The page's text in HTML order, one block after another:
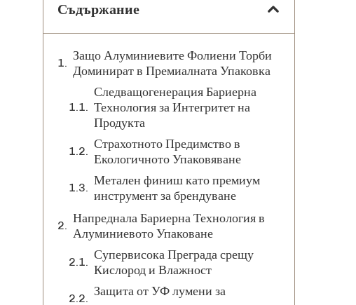
Съдържание
Защо Алуминиевите Фолиени Торби
Доминират в Премиалната Упаковка
Следващогенерация Бариерна
Технология за Интегритет на
Продукта
Страхотното Предимство в
Екологичното Упаковяване
Метален финиш като премиум
инструмент за брендуване
Напреднала Бариерна Технология в
Алуминиевото Упаковане
Супервисока Преграда срещу
Кислород и Влажност
Защита от УФ лумени за